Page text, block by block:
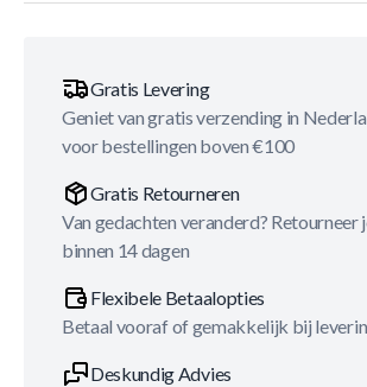
Gratis Levering
Geniet van gratis verzending in
voor bestellingen boven €100
Gratis Retourneren
Van gedachten veranderd? Retourneer
binnen 14 dagen
Flexibele Betaalopties
Betaal vooraf of gemakkelijk bij
Deskundig Advies